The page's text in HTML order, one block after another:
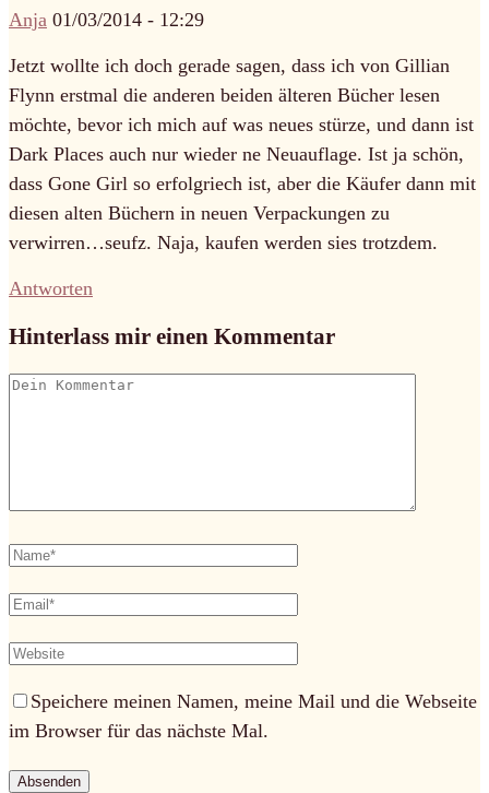
Anja 01/03/2014 - 12:29
Jetzt wollte ich doch gerade sagen, dass ich von Gillian
Flynn erstmal die anderen beiden älteren Bücher lesen
möchte, bevor ich mich auf was neues stürze, und dann ist
Dark Places auch nur wieder ne Neuauflage. Ist ja schön,
dass Gone Girl so erfolgriech ist, aber die Käufer dann mit
diesen alten Büchern in neuen Verpackungen zu
verwirren…seufz. Naja, kaufen werden sies trotzdem.
Antworten
Hinterlass mir einen Kommentar
Speichere meinen Namen, meine Mail und die Webseite
im Browser für das nächste Mal.